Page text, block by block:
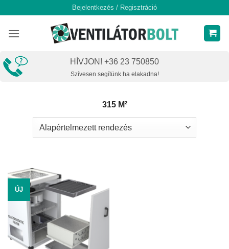
content
Bejelentkezés / Regisztráció
HÍVJON! +36 23 750850
Szívesen segítünk ha elakadna!
315 M²
ÚJ